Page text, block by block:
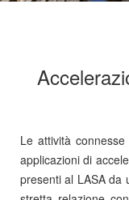
Le attività
applicazioni di
presenti al LASA da